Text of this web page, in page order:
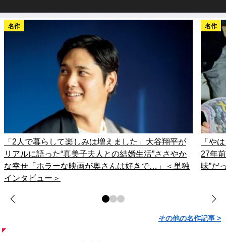
名作
「2人で暮らして楽しみは増えました」大谷翔平が
リアルに語った“真美子夫人との結婚生活”ささやか
な幸せ「ホラーな映画が奥さんは好きで…」＜単独
インタビュー＞
名作
「や
27年
味”だ
その他の名作記事 >